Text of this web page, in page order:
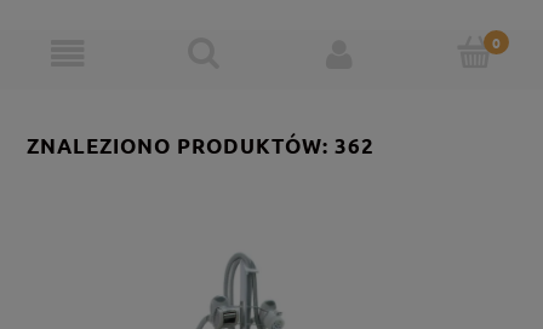
ZNALEZIONO PRODUKTÓW: 362